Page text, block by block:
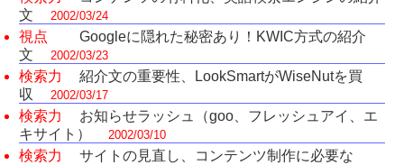
文
2002/03/24
視点
Googleに隠れた秘密あり！KWIC方式の紹介
文
2002/03/23
検索力
紹介文の重要性、LookSmartがWiseNutを買
収
2002/03/17
検索力
お知らせラッシュ（goo、フレッシュアイ、エ
キサイト）
2002/03/10
検索力
サイトの見直し、コンテンツ制作に必要な